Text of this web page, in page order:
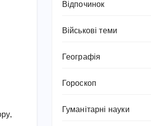
Відпочинок
Військові теми
Географія
Гороскоп
Гуманітарні науки